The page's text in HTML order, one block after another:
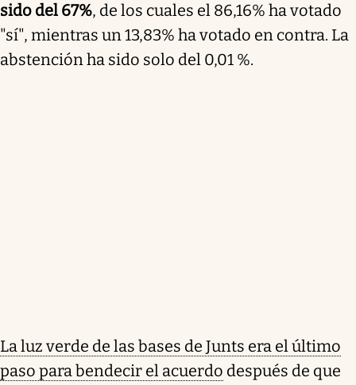
sido del 67%, de los cuales el 86,16% ha votado
"sí", mientras un 13,83% ha votado en contra. La
abstención ha sido solo del 0,01 %.
La luz verde de las bases de Junts era el último
paso para bendecir el acuerdo después de que